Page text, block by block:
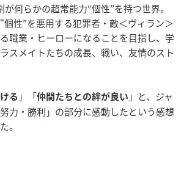
何らかの超常能力“個性”を持つ世界。
個性”を悪用する犯罪者・敵＜ヴィラン＞
職業・ヒーローになることを目指し、学
スメイトたちの成長、戦い、友情のスト
る 」「仲間たちとの絆が良い 」と、ジャ
力・勝利」の部分に感動したという感想
。